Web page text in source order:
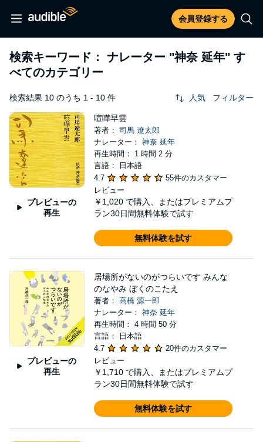
会員登録する
検索キーワード： ナレーター "神奈 延年" す
べてのカテゴリー
検索結果 10 のうち 1 - 10 件 人気 フィルター
プレビューの
再生
喧嘩早雲
著者： 司馬 遼太郎
ナレーター： 神奈 延年
再生時間： 1 時間 2 分
言語： 日本語
4.7
55件のカスタマー
レビュー
￥1,020 で購入、またはプレミアムプ
ラン30日間無料体験で試す
無料体験を試す
プレビューの
再生
居場所がないのがつらいです みんな
のなやみ ぼくのこたえ
著者： 高橋 源一郎
ナレーター： 神奈 延年
再生時間： 4 時間 50 分
言語： 日本語
4.7
20件のカスタマー
レビュー
￥1,710 で購入、またはプレミアムプ
ラン30日間無料体験で試す
無料体験を試す